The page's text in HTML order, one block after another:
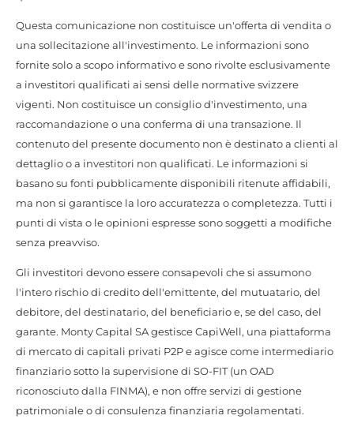
Questa comunicazione non costituisce un'offerta di vendita o
una sollecitazione all'investimento. Le informazioni sono
fornite solo a scopo informativo e sono rivolte esclusivamente
a investitori qualificati ai sensi delle normative svizzere
vigenti. Non costituisce un consiglio d'investimento, una
raccomandazione o una conferma di una transazione. Il
contenuto del presente documento non è destinato a clienti al
dettaglio o a investitori non qualificati. Le informazioni si
basano su fonti pubblicamente disponibili ritenute affidabili,
ma non si garantisce la loro accuratezza o completezza. Tutti i
punti di vista o le opinioni espresse sono soggetti a modifiche
senza preavviso.
Gli investitori devono essere consapevoli che si assumono
l'intero rischio di credito dell'emittente, del mutuatario, del
debitore, del destinatario, del beneficiario e, se del caso, del
garante. Monty Capital SA gestisce CapiWell, una piattaforma
di mercato di capitali privati P2P e agisce come intermediario
finanziario sotto la supervisione di SO-FIT (un OAD
riconosciuto dalla FINMA), e non offre servizi di gestione
patrimoniale o di consulenza finanziaria regolamentati.